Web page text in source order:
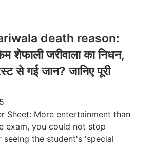
death reason:
शेफाली जरीवाला का निधन,
से गई जान? जानिए पूरी